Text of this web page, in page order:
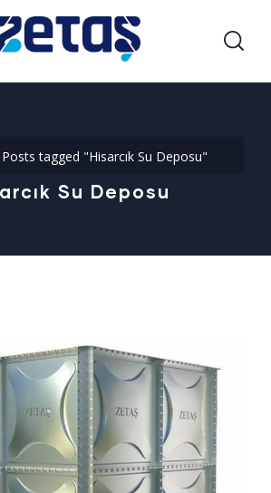
Posts tagged "Hisarcık Su Deposu"
Su Deposu